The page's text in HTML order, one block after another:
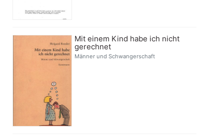
Mit einem Kind habe ich nicht
gerechnet
Männer und Schwangerschaft